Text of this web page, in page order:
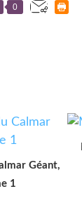
0
Géant,
1